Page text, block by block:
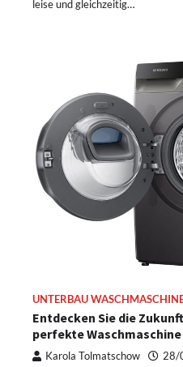
leise und gleichzeitig…
UNTERBAU
Entdecken Sie die
perfekte
Karola Tolmatschow 28/